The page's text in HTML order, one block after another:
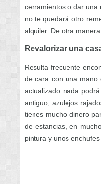
cerramientos o dar una
no te quedará otro
alquiler. De otra
Revalorizar una
Resulta frecuente
de cara con una mano
actualizado nada
antiguo, azulejos
tienes mucho dinero
de estancias, en
pintura y unos enchufes